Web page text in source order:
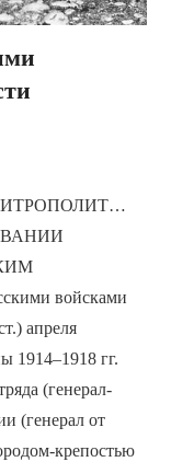
войсками
апреля
1914–1918 гг.
(генерал-
(генерал от
крепостью